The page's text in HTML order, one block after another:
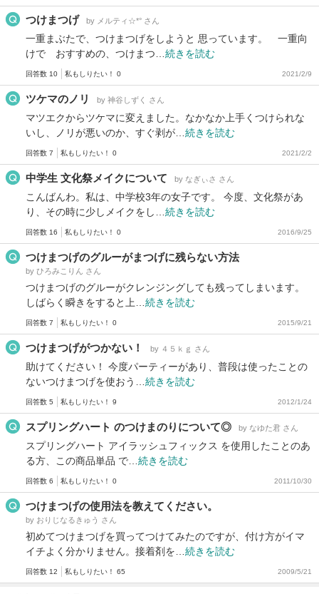
つけまつげ by メルティ☆*° さん
一重まぶたで、つけまつげをしようと 思っています。 一重向
けで おすすめの、つけまつ… 続きを読む
回答数 10 私もしりたい！ 0 2021/2/9
ツケマのノリ by 神谷しずく さん
マツエクからツケマに変えました。なかなか上手くつけられな
いし、ノリが悪いのか、すぐ剥が… 続きを読む
回答数 7 私もしりたい！ 0 2021/2/2
中学生 文化祭メイクについて by なぎぃさ さん
こんばんわ。私は、中学校3年の女子です。 今度、文化祭があ
り、その時に少しメイクをし… 続きを読む
回答数 16 私もしりたい！ 0 2016/9/25
つけまつげのグルーがまつげに残らない方法
by ひろみこりん さん
つけまつげのグルーがクレンジングしても残ってしまいます。
しばらく瞬きをすると上… 続きを読む
回答数 7 私もしりたい！ 0 2015/9/21
つけまつげがつかない！ by ４５ｋｇ さん
助けてください！ 今度パーティーがあり、普段は使ったことの
ないつけまつげを使おう… 続きを読む
回答数 5 私もしりたい！ 9 2012/1/24
スプリングハート のつけまのりについて◎ by なゆた君 さん
スプリングハート アイラッシュフィックス を使用したことのあ
る方、この商品単品 で… 続きを読む
回答数 6 私もしりたい！ 0 2011/10/30
つけまつげの使用法を教えてください。
by おりじなるきゅう さん
初めてつけまつげを買ってつけてみたのですが、付け方がイマ
イチよく分かりません。接着剤を… 続きを読む
回答数 12 私もしりたい！ 65 2009/5/21